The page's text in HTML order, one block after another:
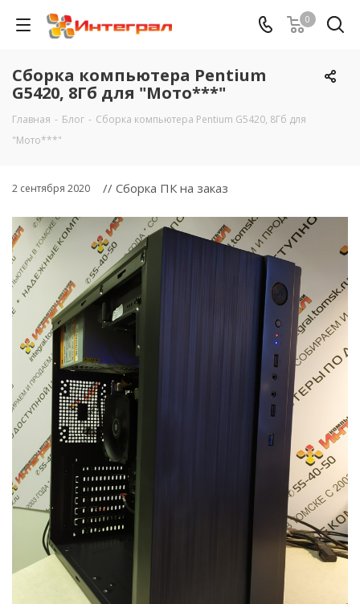
0
Сборка компьютера Pentium
G5420, 8Гб для "Мото***"
Главная - Блог - Сборка компьютера Pentium G5420, 8Гб для
"Мото***"
2 сентября 2020 // Сборка ПК на заказ